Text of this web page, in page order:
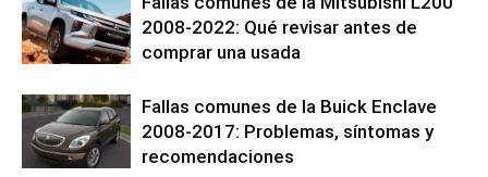
2008-2022: Qué revisar antes de
comprar una usada
Fallas comunes de la Buick Enclave
2008-2017: Problemas, síntomas y
recomendaciones